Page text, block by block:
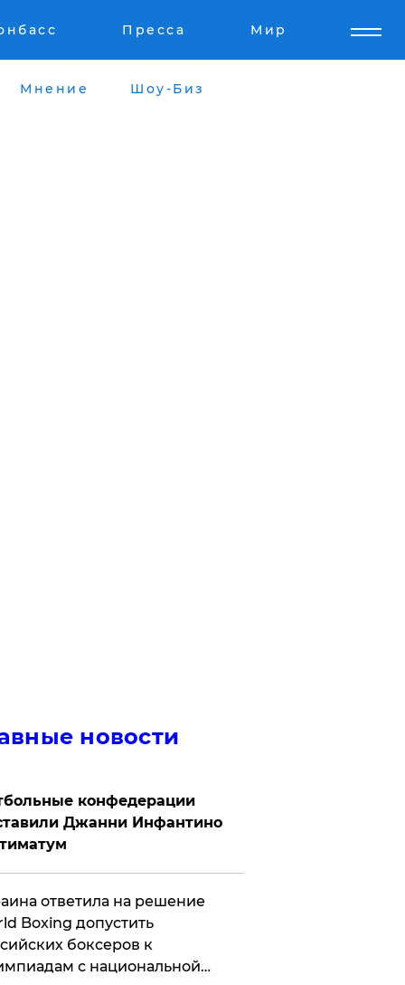
Пресса Мир
Мнение Шоу-Биз
новости
конфедерации
Джанни Инфантино
ответила на решение
Boxing допустить
боксеров к
с национальной